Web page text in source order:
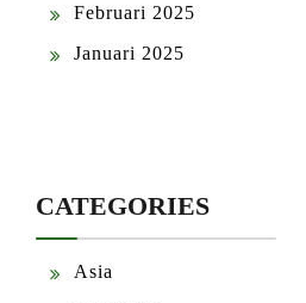
Februari 2025
Januari 2025
CATEGORIES
Asia